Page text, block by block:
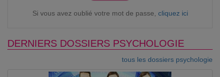
Si vous avez oublié votre mot de passe, cliquez ici
DERNIERS DOSSIERS PSYCHOLOGIE
tous les dossiers psychologie